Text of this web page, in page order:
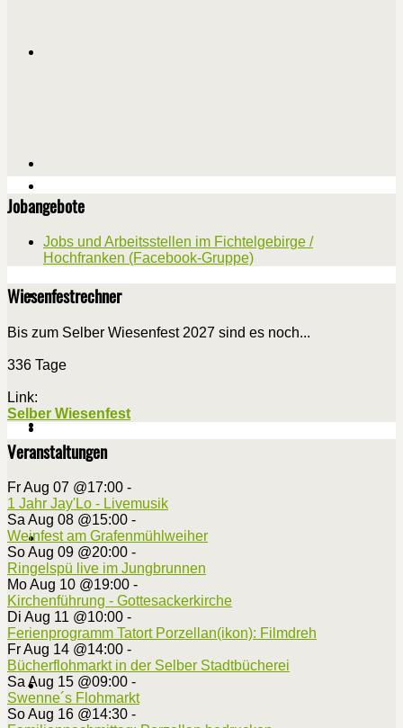
Jobangebote
Jobs und Arbeitsstellen im Fichtelgebirge /
Hochfranken (Facebook-Gruppe)
Wiesenfestrechner
Bis zum Selber Wiesenfest 2027 sind es noch...
336 Tage
Link:
Selber Wiesenfest
Veranstaltungen
Fr Aug 07 @17:00 -
1 Jahr Jay'Lo - Livemusik
Sa Aug 08 @15:00 -
Weinfest am Grafenmühlweiher
So Aug 09 @20:00 -
Ringelspü live im Jungbrunnen
Mo Aug 10 @19:00 -
Kirchenführung - Gottesackerkirche
Di Aug 11 @10:00 -
Ferienprogramm Tatort Porzellan(ikon): Filmdreh
Fr Aug 14 @14:00 -
Bücherflohmarkt in der Selber Stadtbücherei
Sa Aug 15 @09:00 -
Swenne´s Flohmarkt
So Aug 16 @14:30 -